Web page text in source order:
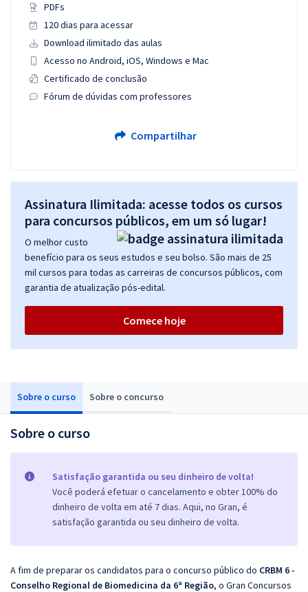
Sobre o curso Sobre o concurso
Sobre o curso
Satisfação garantida ou seu dinheiro de volta!
Você poderá efetuar o cancelamento e obter 100% do
dinheiro de volta em até 7 dias. Aqui, no Gran, é
satisfação garantida ou seu dinheiro de volta.
A fim de preparar os candidatos para o concurso público do CRBM 6 -
Conselho Regional de Biomedicina da 6ª Região, o Gran Concursos
PDFs
120 dias para acessar
Download ilimitado das aulas
Acesso no Android, iOS, Windows e Mac
Certificado de conclusão
Fórum de dúvidas com professores
Compartilhar
Assinatura Ilimitada: acesse todos os cursos
para concursos públicos, em um só lugar!
O melhor custo
benefício para os seus estudos e seu bolso. São mais de 25
mil cursos para todas as carreiras de concursos públicos, com
garantia de atualização pós-edital.
Comece hoje